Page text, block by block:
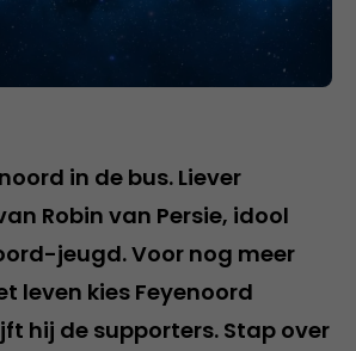
in de bus. Liever
Robin van Persie, idool
jeugd. Voor nog meer
leven kies Feyenoord
hij de supporters. Stap over